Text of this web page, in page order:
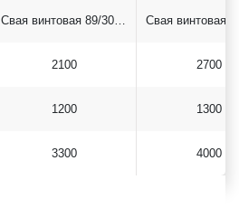
Свая винтовая 89/300*2500
2100
1200
3300
2700
1300
4000